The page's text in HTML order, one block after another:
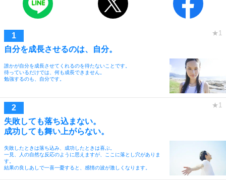
自分を成長させるのは、自分。
誰かが自分を成長させてくれるのを待たないことです。
待っているだけでは、何も成長できません。
勉強するのも、自分です。
失敗しても落ち込まない。
成功しても舞い上がらない。
失敗したときは落ち込み、成功したときは喜ぶ。
一見、人の自然な反応のように思えますが、ここに落とし穴がありま
す。
結果の良しあしで一喜一憂すると、感情の波が激しくなります。